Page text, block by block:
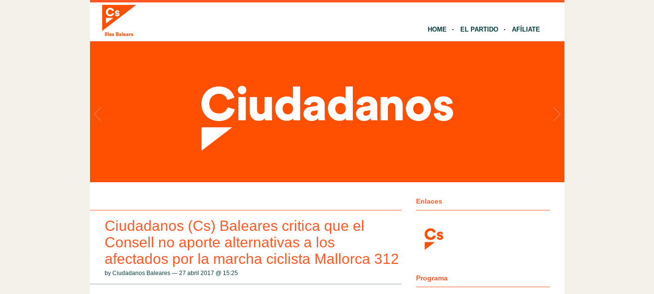
HOME EL PARTIDO AFÍLIATE
Ciudadanos (Cs) Baleares critica que el
Consell no aporte alternativas a los
afectados por la marcha ciclista Mallorca 312
by Ciudadanos Baleares — 27 abril 2017 @ 15:25
Enlaces
Programa